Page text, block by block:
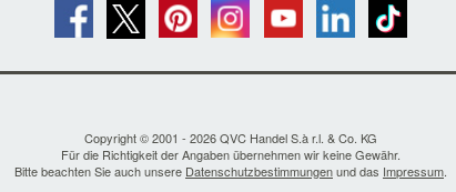
Copyright © 2001 - 2026 QVC Handel S.à r.l. & Co. KG
Für die Richtigkeit der Angaben übernehmen wir keine Gewähr.
Bitte beachten Sie auch unsere Datenschutzbestimmungenund das Impressum.